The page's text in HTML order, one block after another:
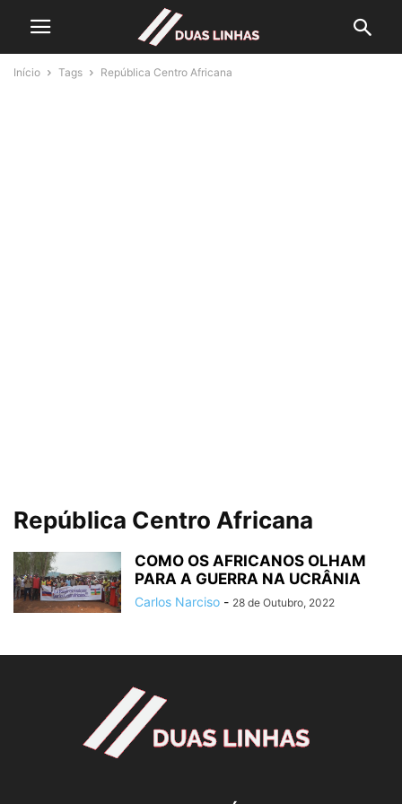
Início Tags República Centro Africana
República Centro Africana
COMO OS AFRICANOS OLHAM
PARA A GUERRA NA UCRÂNIA
Carlos Narciso - 28 de Outubro, 2022